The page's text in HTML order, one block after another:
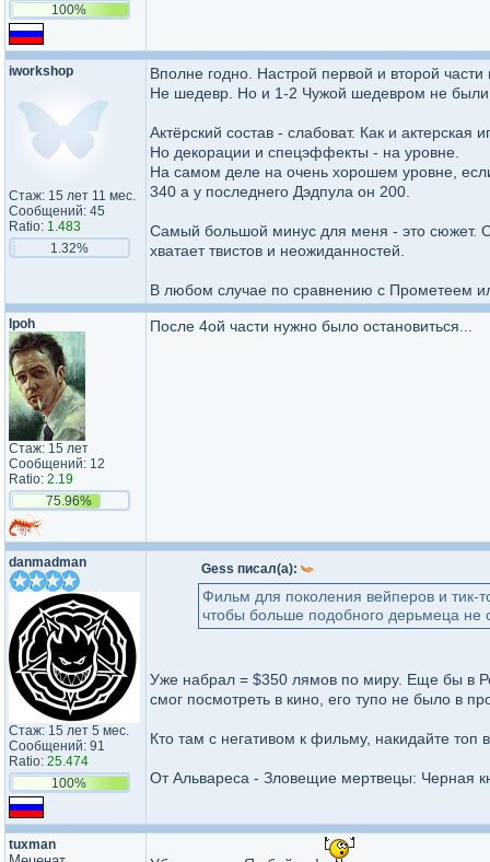
100%
iworkshop
Стаж: 15 лет 11 мес.
Сообщений: 45
Ratio: 1.483
1.32%
Вполне годно. Настрой первой и второй
Не шедевр. Но и 1-2 Чужой шедевром не были,
Актёрский состав - слабоват. Как и
Но декорации и спецэффекты - на уровне.
На самом деле на очень хорошем уровне,
340 а у последнего Дэдпула он 200.
Самый большой минус для меня - это сюжет. С
хватает твистов и неожиданностей.
В любом случае по сравнению с Прометеем
Ipoh
Стаж: 15 лет
Сообщений: 12
Ratio: 2.19
75.96%
После 4ой части нужно было остановиться...
danmadman
Стаж: 15 лет 5 мес.
Сообщений: 91
Ratio: 25.474
100%
Gess писал(а):
Фильм для поколения вейперов и тик-
чтобы больше подобного дерьмеца не
Уже набрал = $350 лямов по миру. Еще бы в
смог посмотреть в кино, его тупо не было в
Кто там с негативом к фильму, накидайте
От Альвареса - Зловещие мертвецы: Черная
tuxman